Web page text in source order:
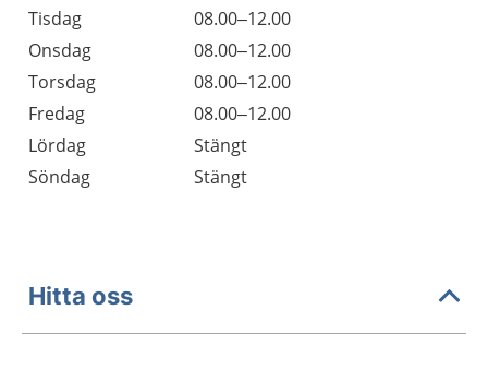
Tisdag
08.00–12.00
Onsdag
08.00–12.00
Torsdag
08.00–12.00
Fredag
08.00–12.00
Lördag
Stängt
Söndag
Stängt
Hitta oss